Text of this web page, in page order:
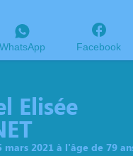
WhatsApp Facebook
Elisée
mars 2021 à l'âge de 79